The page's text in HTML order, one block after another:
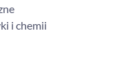
i chemii